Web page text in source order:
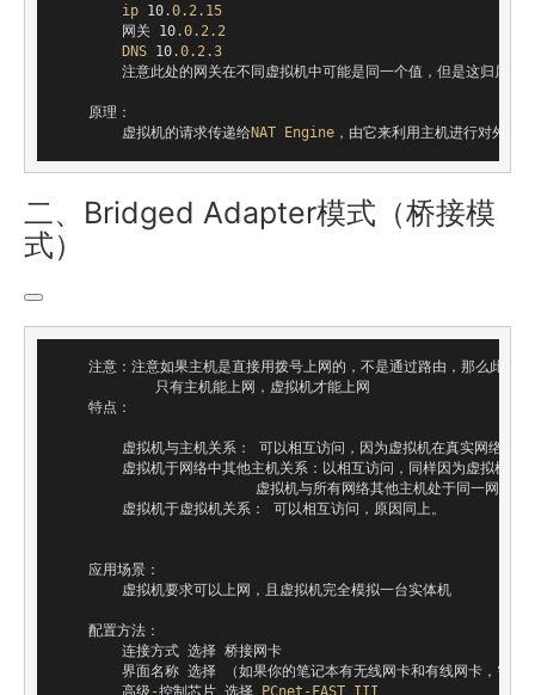
ip 10.0.2 .15
        网关 10
.0.2 .2
DNS 10.0.2 .3
注意此处的网关在不同虚拟机中可能是同一个值，但是这归属于
    原理：
        虚拟机的请求传递给
NAT Engine，由它来利用主机进行对外的
二、Bridged Adapter模式（桥接模
式）
注意：注意如果主机是直接用拨号上网的，不是通过路由，那么此方
            只有主机能上网，虚拟机才能上网
    特点：
虚拟机与主机关系： 可以相互访问，因为虚拟机在真实网络段中
虚拟机于网络中其他主机关系：以相互访问，同样因为虚拟机在
虚拟机与所有网络其他主机处于同一网络段
        虚拟机于虚拟机关系： 可以相互访问，原因同上。
    应用场景：
        虚拟机要求可以上网，且虚拟机完全模拟一台实体机
    配置方法：
        连接方式 选择 桥接网卡
界面名称 选择 （如果你的笔记本有无线网卡和有线网卡，需要
        高级
-控制芯片 选择 PCnet-FAST
III